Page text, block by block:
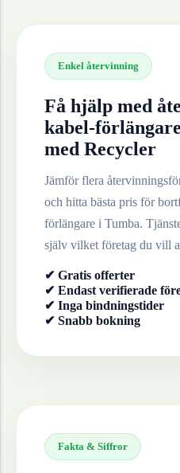
Enkel återvinning
Få hjälp med
kabel-förlängare
med Recycler
Jämför flera
och hitta bästa pris för
förlängare i Tumba.
själv vilket företag du vill
✔ Gratis offerter
✔ Endast verifierade
✔ Inga bindningstider
✔ Snabb bokning
Fakta & Siffror